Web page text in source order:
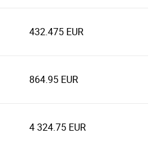
432.475 EUR
864.95 EUR
4 324.75 EUR